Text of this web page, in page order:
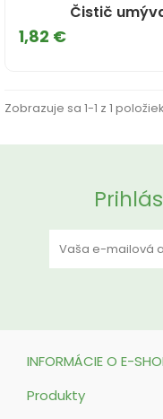
Čistič
1,82 €Cena
Zobrazuje sa 1-1 z 1 položiek
INFORMÁCIE O E-
Produkty